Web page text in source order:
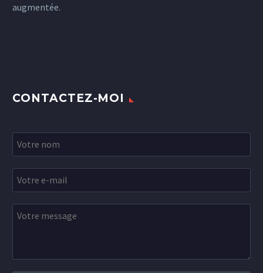
augmentée.
CONTACTEZ-MOI